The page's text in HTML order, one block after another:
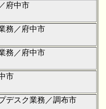
府中市
務／府中市
務／府中市
市
デスク業務／調布市